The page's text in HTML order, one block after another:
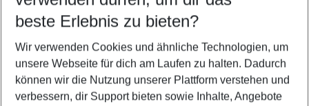
5-8 Nächte
2 Erwachsene Keine Kinder
Mehr Filter anzeigen
beste Erlebnis zu bieten?
Wir verwenden Cookies und ähnliche Technologien, um
unsere Webseite für dich am Laufen zu halten. Dadurch
können wir die Nutzung unserer Plattform verstehen und
verbessern, dir Support bieten sowie Inhalte, Angebote